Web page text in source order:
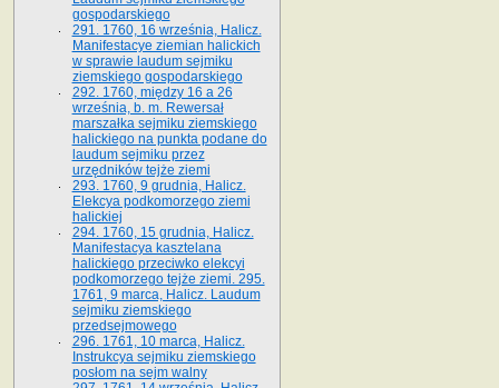
gospodarskiego
291. 1760, 16 września, Halicz.
Manifestacye ziemian halickich
w sprawie laudum sejmiku
ziemskiego gospodarskiego
292. 1760, między 16 a 26
września, b. m. Rewersał
marszałka sejmiku ziemskiego
halickiego na punkta podane do
laudum sejmiku przez
urzędników tejże ziemi
293. 1760, 9 grudnia, Halicz.
Elekcya podkomorzego ziemi
halickiej
294. 1760, 15 grudnia, Halicz.
Manifestacya kasztelana
halickiego przeciwko elekcyi
podkomorzego tejże ziemi. 295.
1761, 9 marca, Halicz. Laudum
sejmiku ziemskiego
przedsejmowego
296. 1761, 10 marca, Halicz.
Instrukcya sejmiku ziemskiego
posłom na sejm walny